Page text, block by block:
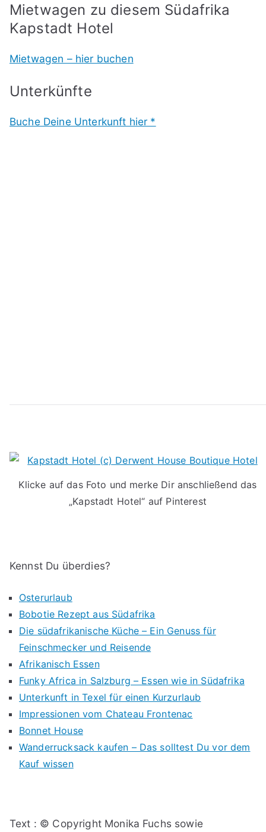
Mietwagen zu diesem Südafrika
Kapstadt Hotel
Mietwagen – hier buchen
Unterkünfte
Buche Deine Unterkunft hier *
Klicke auf das Foto und merke Dir anschließend das
„Kapstadt Hotel“ auf Pinterest
Kennst Du überdies?
Osterurlaub
Bobotie Rezept aus Südafrika
Die südafrikanische Küche – Ein Genuss für
Feinschmecker und Reisende
Afrikanisch Essen
Funky Africa in Salzburg – Essen wie in Südafrika
Unterkunft in Texel für einen Kurzurlaub
Impressionen vom Chateau Frontenac
Bonnet House
Wanderrucksack kaufen – Das solltest Du vor dem
Kauf wissen
Text : © Copyright Monika Fuchs sowie